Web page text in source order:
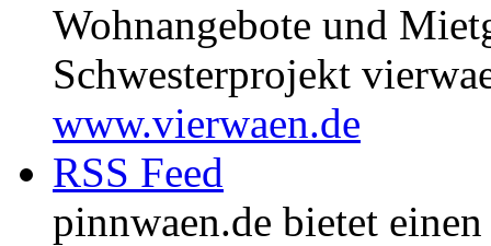
Wohnangebote und
Schwesterprojekt
www.vierwaen.de
RSS Feed
pinnwaen.de bietet